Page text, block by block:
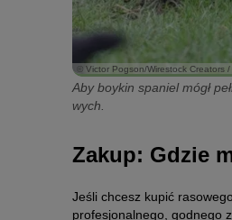
© Victor Pogson/Wirestock Creators
Aby boykin spaniel mógł
wych.
Zakup: Gdzie
Jeśli chcesz kupić
profesjonalnego, godnego